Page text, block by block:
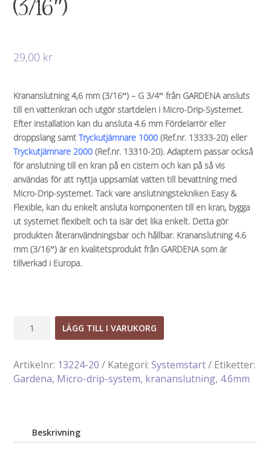
(3/16″)
29,00 kr
Krananslutning 4,6 mm (3/16″) – G 3/4″ från GARDENA ansluts
till en vattenkran och utgör startdelen i Micro-Drip-Systemet.
Efter installation kan du ansluta 4.6 mm Fördelarrör eller
droppslang samtTryckutjämnare 1000 (Ref.nr. 13333-20) eller
Tryckutjämnare 2000 (Ref.nr. 13310-20). Adaptern passar också
för anslutning till en kran på en cistern och kan på så vis
användas för att nyttja uppsamlat vatten till bevattning med
Micro-Drip-systemet. Tack vare anslutningstekniken Easy &
Flexible, kan du enkelt ansluta komponenten till en kran, bygga
ut systemet flexibelt och ta isär det lika enkelt. Detta gör
produkten återanvändningsbar och hållbar. Krananslutning 4.6
mm (3/16″) är en kvalitetsprodukt från GARDENA som är
tillverkad i Europa.
Krananslutning
(3/16")
mängd
LÄGG TILL I VARUKORG
Artikelnr: 13224-20 Kategori:Systemstart
Etiketter:
Gardena, Micro-drip-system, krananslutning, 4.6mm
Beskrivning